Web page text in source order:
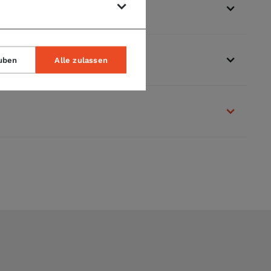
Alle zulassen